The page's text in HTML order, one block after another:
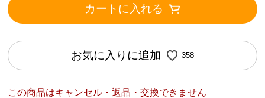
カートに入れる
お気に入りに追加 358
この商品はキャンセル・返品・交換できません